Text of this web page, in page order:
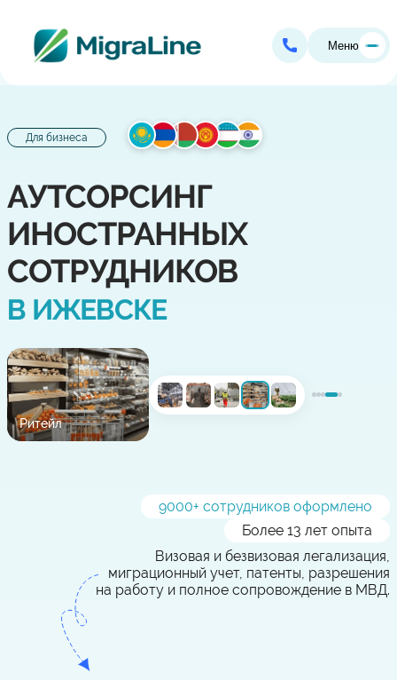
Меню
Для бизнеса
АУТСОРСИНГ
ИНОСТРАННЫХ
СОТРУДНИКОВ
В ИЖЕВСКЕ
Ритейл
9000+ сотрудников оформлено
Более 13 лет опыта
Визовая и безвизовая легализация,
миграционный учет, патенты, разрешения
на работу и полное сопровождение в МВД.